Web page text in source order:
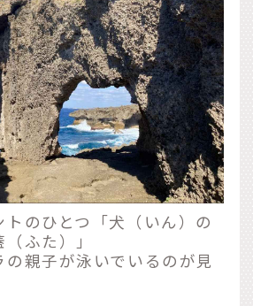
のひとつ「犬（いん）の
ふた）」
の親子が泳いでいるのが見